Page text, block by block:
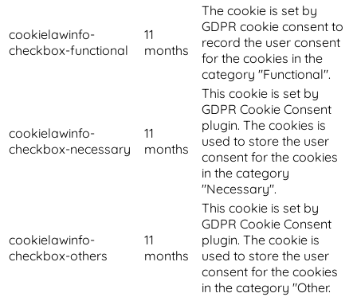
cookielawinfo-
checkbox-functional
11
months
The cookie is set by
GDPR cookie consent to
record the user consent
for the cookies in the
category "Functional".
cookielawinfo-
checkbox-necessary
11
months
This cookie is set by
GDPR Cookie Consent
plugin. The cookies is
used to store the user
consent for the cookies
in the category
"Necessary".
cookielawinfo-
checkbox-others
11
months
This cookie is set by
GDPR Cookie Consent
plugin. The cookie is
used to store the user
consent for the cookies
in the category "Other.